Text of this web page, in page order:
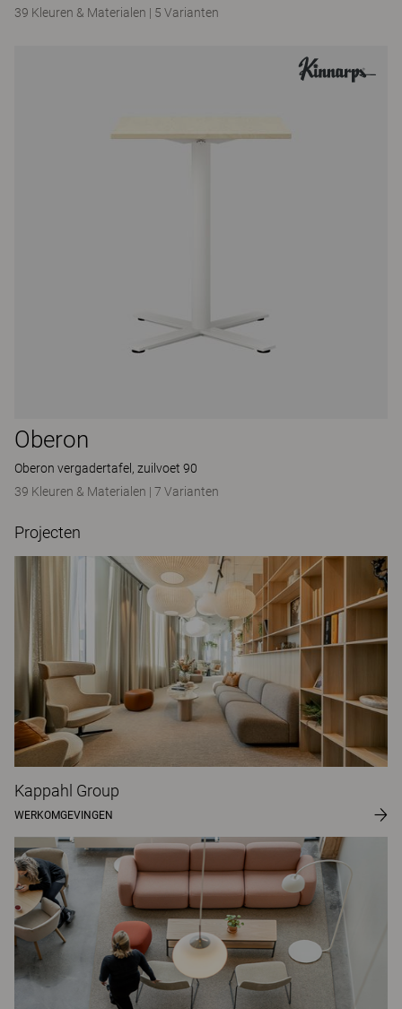
39 Kleuren & Materialen | 5 Varianten
Oberon
Oberon vergadertafel, zuilvoet 90
39 Kleuren & Materialen | 7 Varianten
Projecten
Kappahl Group
WERKOMGEVINGEN